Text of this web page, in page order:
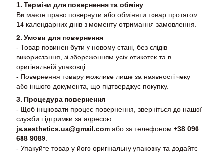
1. Терміни для повернення та обміну
Ви маєте право повернути або обміняти товар протягом
14 календарних днів з моменту отримання замовлення.
2. Умови для повернення
- Товар повинен бути у новому стані, без слідів
використання, зі збереженням усіх етикеток та в
оригінальній упаковці.
- Повернення товару можливе лише за наявності чеку
або іншого документа, що підтверджує покупку.
3. Процедура повернення
- Щоб ініціювати процес повернення, зверніться до нашої
служби підтримки за адресою
js.aesthetics.ua@gmail.com або за телефоном +38 096
688 9089
- Упакуйте товар у його оригінальну упаковку та додайте